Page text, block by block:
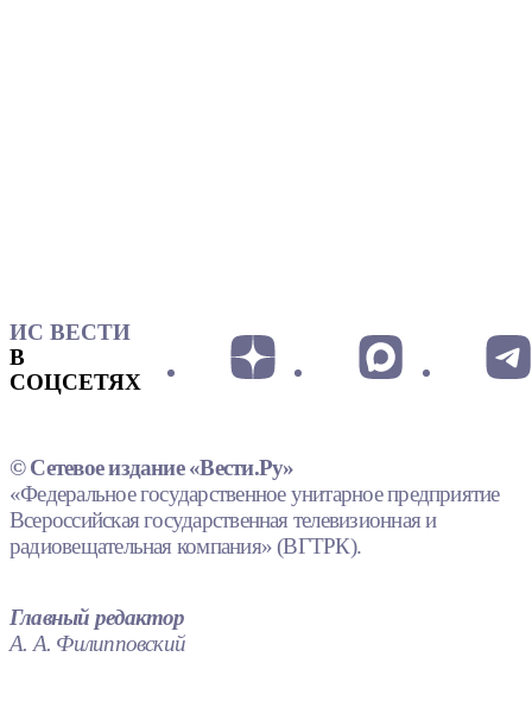
ИС ВЕСТИ
В
СОЦСЕТЯХ
© Сетевое издание «Вести.Ру»
«Федеральное государственное унитарное предприятие
Всероссийская государственная телевизионная и
радиовещательная компания» (ВГТРК).
Главный редактор
А. А. Филипповский